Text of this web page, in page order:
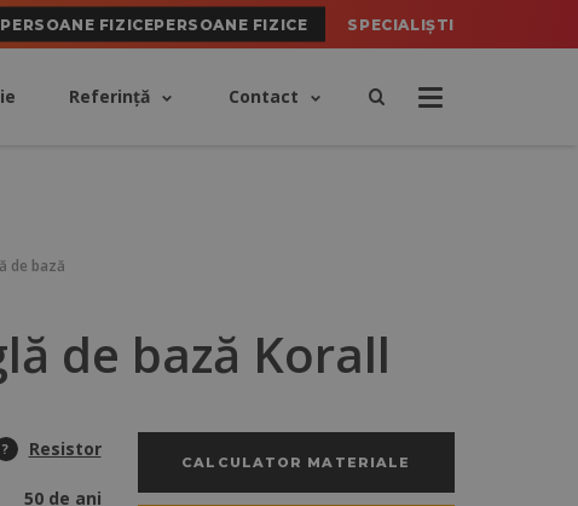
PERSOANE FIZICEPERSOANE FIZICE SPECIALIȘTI
Referinţă Contact
de bază
de bază Korall
? Resistor
50 de ani
CALCULATOR MATERIALE